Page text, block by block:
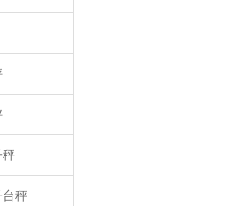
秤
台秤